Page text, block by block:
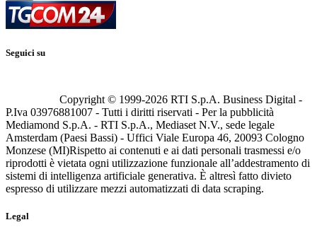
Seguici su
Copyright © 1999-2026 RTI S.p.A. Business Digital -
P.Iva 03976881007 - Tutti i diritti riservati - Per la pubblicità
Mediamond S.p.A. - RTI S.p.A., Mediaset N.V., sede legale
Amsterdam (Paesi Bassi) - Uffici Viale Europa 46, 20093 Cologno
Monzese (MI)Rispetto ai contenuti e ai dati personali trasmessi e/o
riprodotti è vietata ogni utilizzazione funzionale all’addestramento di
sistemi di intelligenza artificiale generativa. È altresì fatto divieto
espresso di utilizzare mezzi automatizzati di data scraping.
Legal